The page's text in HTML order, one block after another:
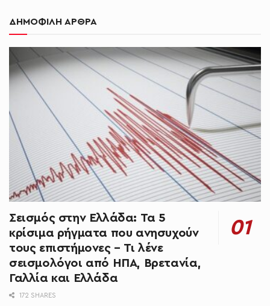
ΔΗΜΟΦΙΛΗ ΑΡΘΡΑ
Σεισμός στην Ελλάδα: Τα 5
κρίσιμα ρήγματα που ανησυχούν
τους επιστήμονες – Τι λένε
σεισμολόγοι από ΗΠΑ, Βρετανία,
Γαλλία και Ελλάδα
172 SHARES